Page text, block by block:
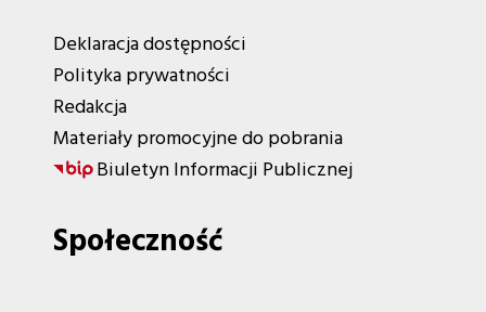
Deklaracja dostępności
Polityka prywatności
Redakcja
Materiały promocyjne do pobrania
Biuletyn Informacji Publicznej
Społeczność